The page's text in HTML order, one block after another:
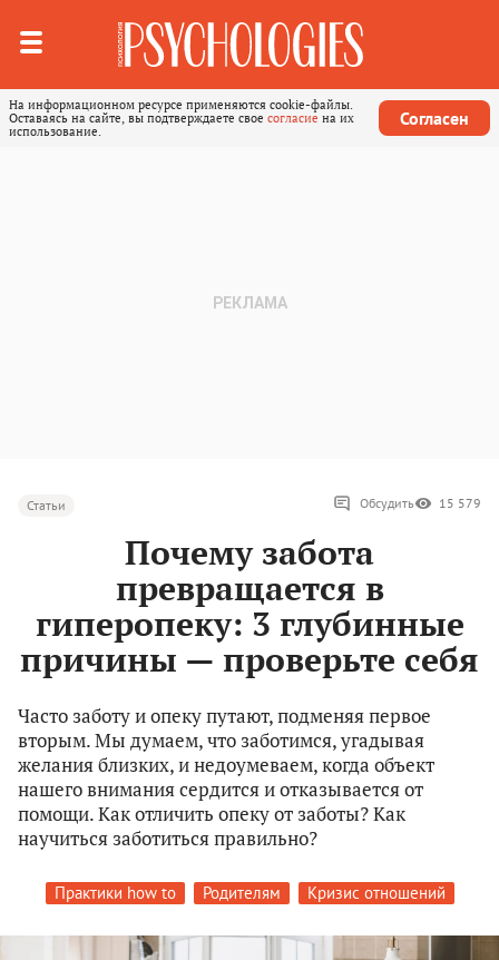
На информационном ресурсе применяются cookie-файлы.
Оставаясь на сайте, вы подтверждаете свое согласие на их
использование.
Согласен
Статьи Обсудить 15 579
Почему забота
превращается в
гиперопеку: 3 глубинные
причины — проверьте себя
Часто заботу и опеку путают, подменяя первое
вторым. Мы думаем, что заботимся, угадывая
желания близких, и недоумеваем, когда объект
нашего внимания сердится и отказывается от
помощи. Как отличить опеку от заботы? Как
научиться заботиться правильно?
Практики how to Родителям Кризис отношений